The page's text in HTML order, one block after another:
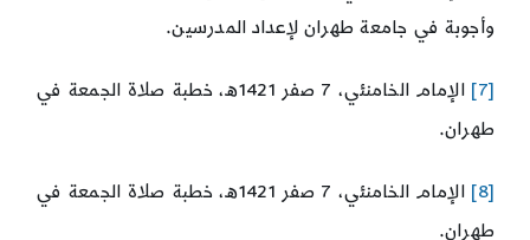
وأجوبة في جامعة طهران لإعداد المدرسين.
[7]
الإمام الخامنئي، 7 صفر 1421ه، خطبة صلاة الجمعة في
طهران.
[8]
الإمام الخامنئي، 7 صفر 1421ه، خطبة صلاة الجمعة في
طهران.